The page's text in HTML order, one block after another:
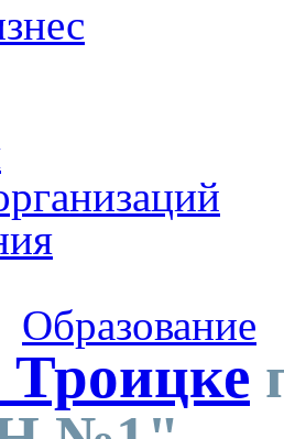
Образование
Троицке